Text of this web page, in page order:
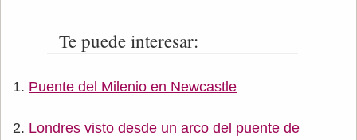
Te puede interesar:
Puente del Milenio en Newcastle
Londres visto desde un arco del puente de